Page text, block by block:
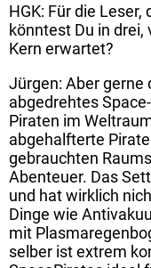
HGK: Für die
könntest Du in drei,
Kern erwartet?
Jürgen: Aber gerne
abgedrehtes
Piraten im
abgehalfterte
gebrauchten
Abenteuer. Das
und hat wirklich
Dinge wie
mit
selber ist extrem